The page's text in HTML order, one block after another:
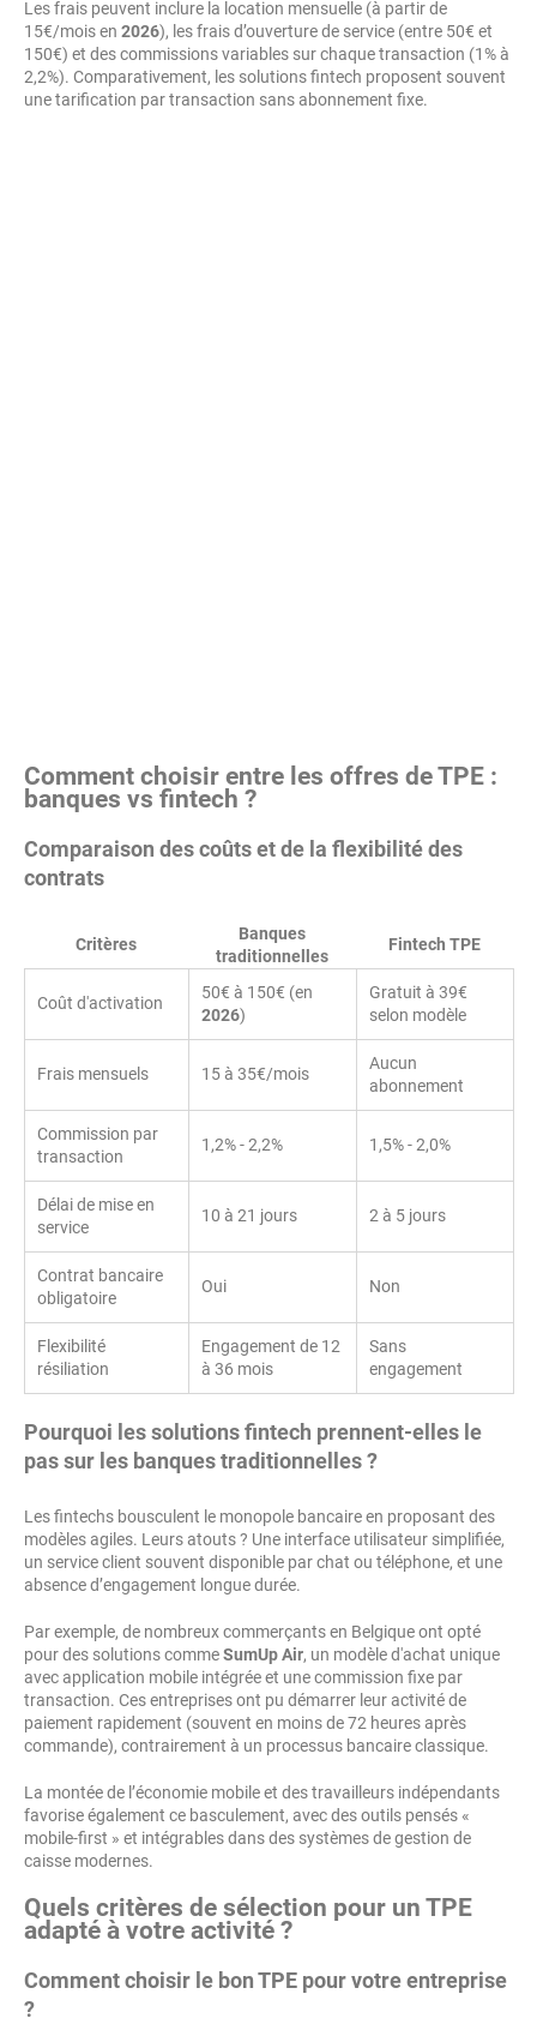
Les frais peuvent inclure la location mensuelle (à partir de
15€/mois en 2026), les frais d’ouverture de service (entre 50€ et
150€) et des commissions variables sur chaque transaction (1% à
2,2%). Comparativement, les solutions fintech proposent souvent
une tarification par transaction sans abonnement fixe.
Comment choisir entre les offres de TPE :
banques vs fintech ?
Comparaison des coûts et de la flexibilité des
contrats
Critères
Banques
traditionnelles
Fintech TPE
Coût d'activation
50€ à 150€ (en
2026)
Gratuit à 39€
selon modèle
Frais mensuels 15 à 35€/mois
Aucun
abonnement
Commission par
transaction
1,2% - 2,2% 1,5% - 2,0%
Délai de mise en
service
10 à 21 jours 2 à 5 jours
Contrat bancaire
obligatoire
Oui Non
Flexibilité
résiliation
Engagement de 12
à 36 mois
Sans
engagement
Pourquoi les solutions fintech prennent-elles le
pas sur les banques traditionnelles ?
Les fintechs bousculent le monopole bancaire en proposant des
modèles agiles. Leurs atouts ? Une interface utilisateur simplifiée,
un service client souvent disponible par chat ou téléphone, et une
absence d’engagement longue durée.
Par exemple, de nombreux commerçants en Belgique ont opté
pour des solutions commeSumUp Air, un modèle d'achat unique
avec application mobile intégrée et une commission fixe par
transaction. Ces entreprises ont pu démarrer leur activité de
paiement rapidement (souvent en moins de 72 heures après
commande), contrairement à un processus bancaire classique.
La montée de l’économie mobile et des travailleurs indépendants
favorise également ce basculement, avec des outils pensés «
mobile-first » et intégrables dans des systèmes de gestion de
caisse modernes.
Quels critères de sélection pour un TPE
adapté à votre activité ?
Comment choisir le bon TPE pour votre entreprise
?